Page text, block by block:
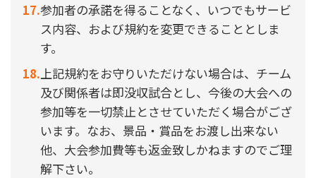
参加者の承諾を得ることなく、いつでもサービ
ス内容、および規約を変更できることとしま
す。
上記規約をお守りいただけない場合は、チーム
及び関係者は即没収試合とし、今後の大会への
参加等を一切禁止とさせていただく場合がござ
います。なお、景品・賞品をお渡し出来ない
他、大会参加費等も返金致しかねますのでご理
解下さい。